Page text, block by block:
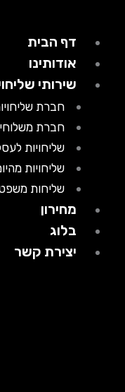
דף הבית
אודותינו
שירותי
חברת
חברת
שליחויות
שליחויות
שליחות
מחירון
בלוג
יצירת קשר